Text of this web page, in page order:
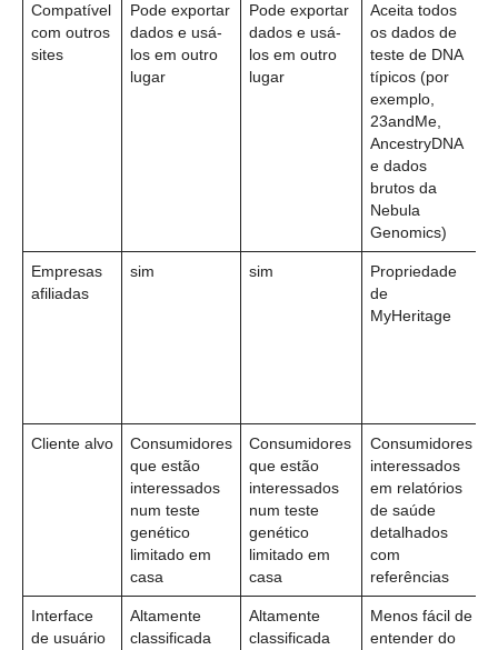
Compatível
com outros
sites
Pode exportar
dados e usá-
los em outro
lugar
Pode exportar
dados e usá-
los em outro
lugar
Aceita todos
os dados de
teste de DNA
típicos (por
exemplo,
23andMe,
AncestryDNA
e dados
brutos da
Nebula
Genomics)
Empresas
afiliadas
sim sim
Propriedade
de
MyHeritage
Cliente alvo
Consumidores
que estão
interessados
num teste
genético
limitado em
casa
Consumidores
que estão
interessados
num teste
genético
limitado em
casa
Consumidores
interessados
em relatórios
de saúde
detalhados
com
referências
Interface
de usuário
Altamente
classificada
Altamente
classificada
Menos fácil de
entender do